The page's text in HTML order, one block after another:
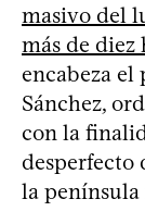
masivo del
más de diez
encabeza el
Sánchez,
con la
desperfecto
la